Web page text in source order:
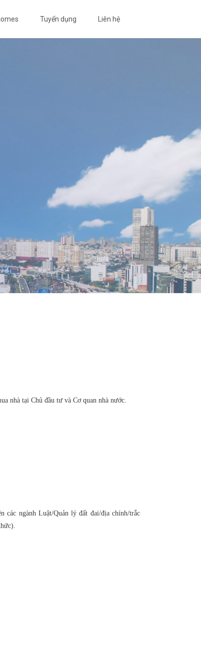
Tuyển dụng Liên hệ
nhà tại Chủ đầu tư và Cơ quan nhà nước.
ngành Luật/Quản lý đất đai/địa chính/trắc